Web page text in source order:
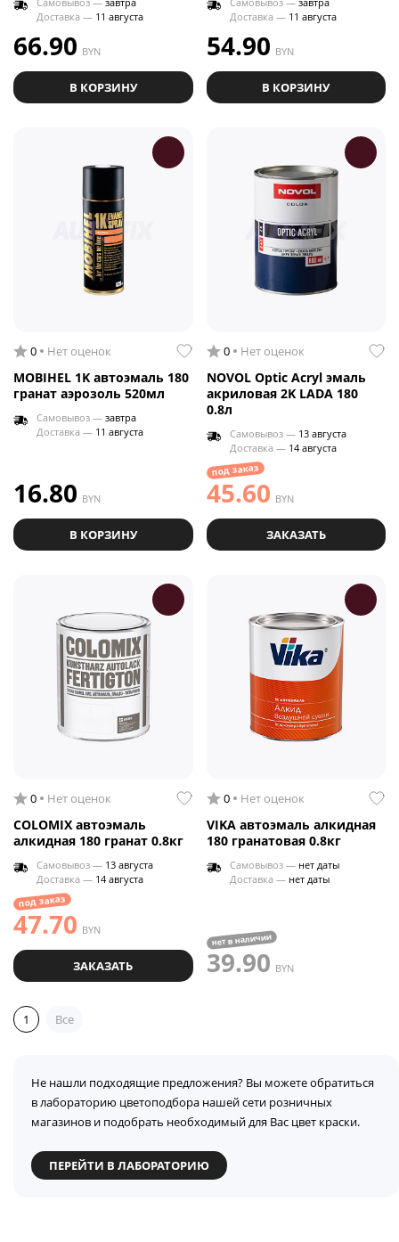
Доставка — 11 августа
66.90 BYN
В КОРЗИНУ
Доставка — 11 августа
54.90 BYN
В КОРЗИНУ
0 Нет оценок
MOBIHEL 1K автоэмаль 180
гранат аэрозоль 520мл
Самовывоз — завтра
Доставка — 11 августа
16.80 BYN
В КОРЗИНУ
0 Нет оценок
NOVOL Optic Acryl эмаль
акриловая 2K LADA 180
0.8л
Самовывоз — 13 августа
Доставка — 14 августа
под заказ
45.60 BYN
ЗАКАЗАТЬ
0 Нет оценок
COLOMIX автоэмаль
алкидная 180 гранат 0.8кг
Самовывоз — 13 августа
Доставка — 14 августа
под заказ
47.70 BYN
ЗАКАЗАТЬ
0 Нет оценок
VIKA автоэмаль алкидная
180 гранатовая 0.8кг
Самовывоз — нет даты
Доставка — нет даты
нет в наличии
39.90 BYN
1 Все
Не нашли подходящие предложения? Вы можете обратиться
в лабораторию цветоподбора нашей сети розничных
магазинов и подобрать необходимый для Вас цвет краски.
ПЕРЕЙТИ В ЛАБОРАТОРИЮ